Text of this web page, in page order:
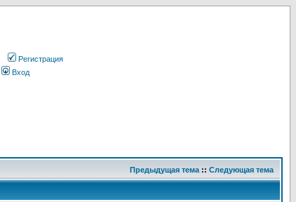
Регистрация
Вход
Предыдущая тема :: Следующая тема